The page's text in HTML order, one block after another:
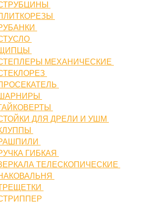
МЕХАНИЧЕСКИЕ
ДЛЯ ДРЕЛИ И УШМ
ГИБКАЯ
ТЕЛЕСКОПИЧЕСКИЕ